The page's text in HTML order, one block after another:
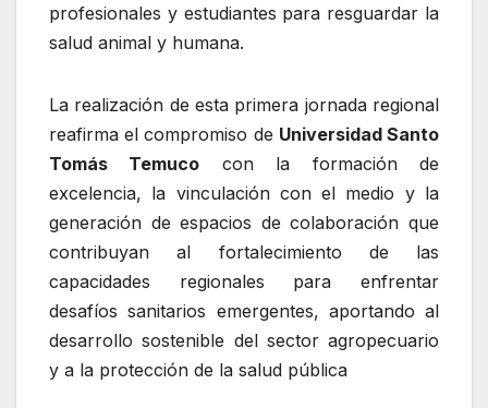
profesionales y estudiantes para resguardar la
salud animal y humana.
La realización de esta primera jornada regional
reafirma el compromiso de Universidad Santo
Tomás Temuco con la formación de
excelencia, la vinculación con el medio y la
generación de espacios de colaboración que
contribuyan al fortalecimiento de las
capacidades regionales para enfrentar
desafíos sanitarios emergentes, aportando al
desarrollo sostenible del sector agropecuario
y a la protección de la salud pública